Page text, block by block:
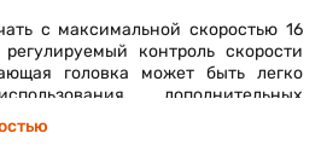
с максимальной скоростью 16
контроль скорости
головка может быть легко
дополнительных
датчика новой конструкции с
может быть легко снята и